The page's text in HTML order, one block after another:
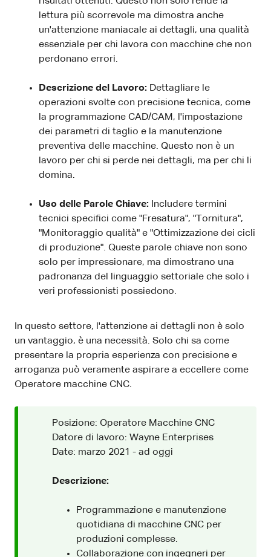
lettura più scorrevole ma dimostra anche
un'attenzione maniacale ai dettagli, una qualità
essenziale per chi lavora con macchine che non
perdonano errori.
Descrizione del Lavoro: Dettagliare le
operazioni svolte con precisione tecnica, come
la programmazione CAD/CAM, l'impostazione
dei parametri di taglio e la manutenzione
preventiva delle macchine. Questo non è un
lavoro per chi si perde nei dettagli, ma per chi li
domina.
Uso delle Parole Chiave: Includere termini
tecnici specifici come "Fresatura", "Tornitura",
"Monitoraggio qualità" e "Ottimizzazione dei cicli
di produzione". Queste parole chiave non sono
solo per impressionare, ma dimostrano una
padronanza del linguaggio settoriale che solo i
veri professionisti possiedono.
In questo settore, l'attenzione ai dettagli non è solo
un vantaggio, è una necessità. Solo chi sa come
presentare la propria esperienza con precisione e
arroganza può veramente aspirare a eccellere come
Operatore macchine CNC.
Posizione: Operatore Macchine CNC
Datore di lavoro: Wayne Enterprises
Date: marzo 2021 - ad oggi
Descrizione:
Programmazione e manutenzione
quotidiana di macchine CNC per
produzioni complesse.
Collaborazione con ingegneri per